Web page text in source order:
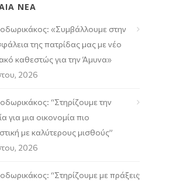
ΝΕΑ
«Συμβάλλουμε στην
της πατρίδας μας με νέο
καθεστώς για την Άμυνα»
2026
“Στηρίζουμε την
για μια οικονομία πιο
με καλύτερους μισθούς”
2026
“Στηρίζουμε με πράξεις